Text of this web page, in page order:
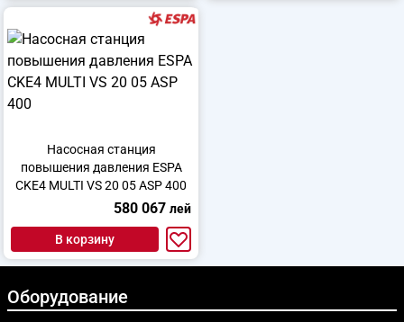
Насосная станция
повышения давления ESPA
CKE4 MULTI VS 20 05 ASP 400
580 067 лей
В корзину
Оборудование